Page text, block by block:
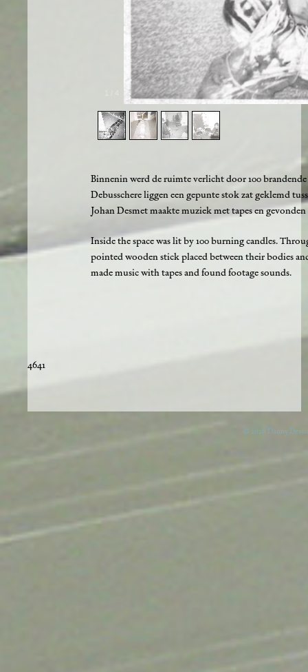
Binnenin werd de ruimte verlicht door 100
Debusschere liggen een gepunte stok zat geklemd
Johan Desmet maakte muziek met tapes en
Inside the space was lit by 100 burning candles.
pointed wooden stick placed between their bodies
made music with tapes and found footage sounds.
4641
© 2026 Danny